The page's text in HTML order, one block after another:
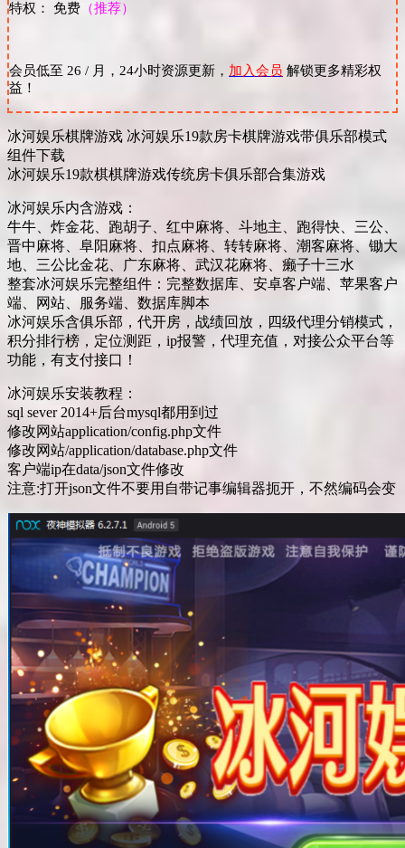
特权： 免费 （推荐）
会员低至 26 / 月，24小时资源更新， 加入会员 解锁更多精彩权
益！
冰河娱乐棋牌游戏 冰河娱乐19款房卡棋牌游戏带俱乐部模式
组件下载
冰河娱乐19款棋棋牌游戏传统房卡俱乐部合集游戏
冰河娱乐内含游戏：
牛牛、炸金花、跑胡子、红中麻将、斗地主、跑得快、三公、
晋中麻将、阜阳麻将、扣点麻将、转转麻将、潮客麻将、锄大
地、三公比金花、广东麻将、武汉花麻将、癞子十三水
整套冰河娱乐完整组件：完整数据库、安卓客户端、苹果客户
端、网站、服务端、数据库脚本
冰河娱乐含俱乐部，代开房，战绩回放，四级代理分销模式，
积分排行榜，定位测距，ip报警，代理充值，对接公众平台等
功能，有支付接口！
冰河娱乐安装教程：
sql sever 2014+后台mysql都用到过
修改网站application/config.php文件
修改网站/application/database.php文件
客户端ip在data/json文件修改
注意:打开json文件不要用自带记事编辑器扼开，不然编码会变